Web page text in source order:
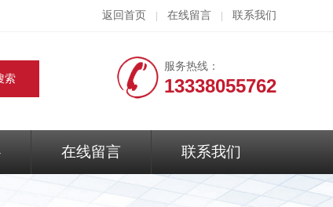
返回首页 在线留言 联系我们
服务热线：
13338055762
在线留言 联系我们